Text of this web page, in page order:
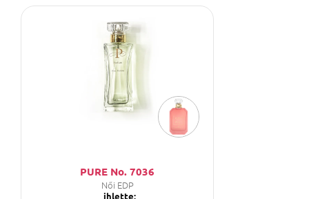
PURE No. 7036
Női EDP
ihlette: